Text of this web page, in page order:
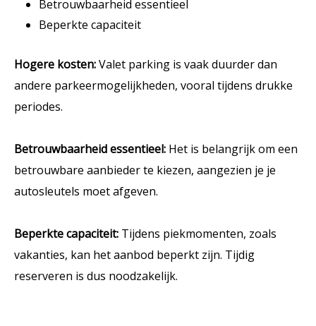
Betrouwbaarheid essentieel
Beperkte capaciteit
Hogere kosten:Valet parking is vaak duurder dan
andere parkeermogelijkheden, vooral tijdens drukke
periodes.
Betrouwbaarheid essentieel: Het is belangrijk om een
betrouwbare aanbieder te kiezen, aangezien je je
autosleutels moet afgeven.
Beperkte capaciteit: Tijdens piekmomenten, zoals
vakanties, kan het aanbod beperkt zijn. Tijdig
reserveren is dus noodzakelijk.